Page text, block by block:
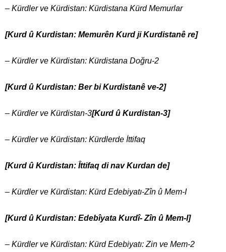
– Kürdler ve Kürdistan: Kürdistana Kürd Memurlar
[Kurd û Kurdistan: Memurên Kurd ji Kurdistanê re]
– Kürdler ve Kürdistan: Kürdistana Doğru-2
[Kurd û Kurdistan: Ber bi Kurdistanê ve-2]
– Kürdler ve Kürdistan-3[Kurd û Kurdistan-3]
– Kürdler ve Kürdistan: Kürdlerde İttifaq
[Kurd û Kurdistan: Îttifaq di nav Kurdan de]
– Kürdler ve Kürdistan: Kürd Edebiyatı-Zîn û Mem-I
[Kurd û Kurdistan: Edebîyata Kurdî- Zîn û Mem-I]
– Kürdler ve Kürdistan: Kürd Edebiyatı: Zin ve Mem-2